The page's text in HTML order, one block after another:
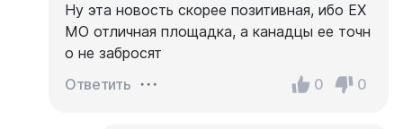
Ну эта новость скорее позитивная, ибо EX
MO отличная площадка, а канадцы ее точн
о не забросят
Ответить
0 0